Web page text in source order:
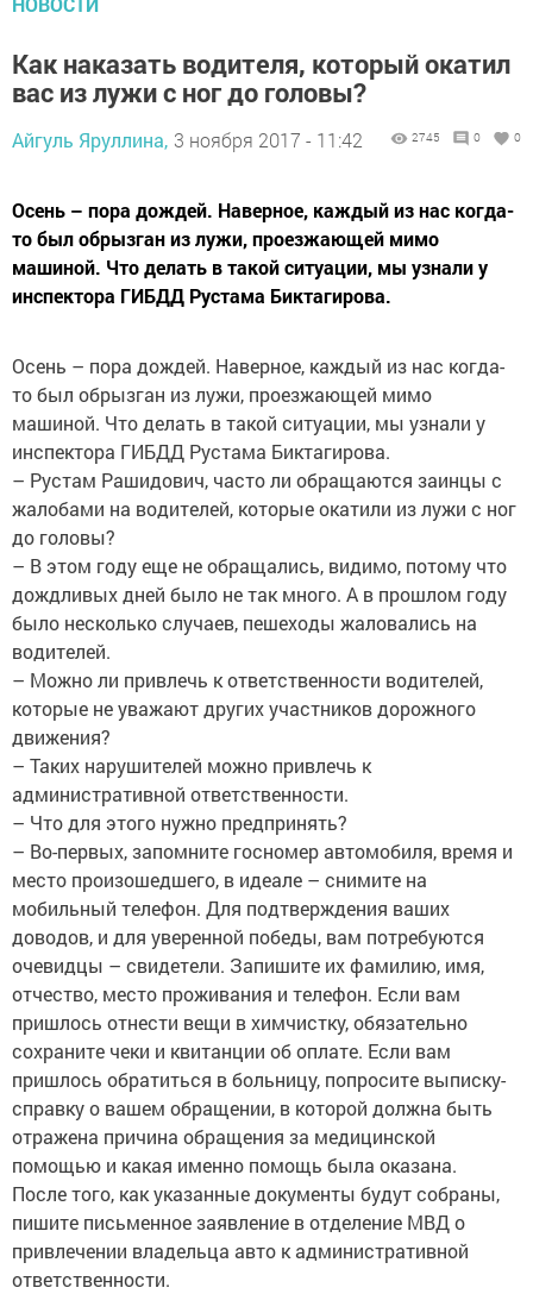
Как наказать водителя, который окатил
вас из лужи с ног до головы?
Айгуль Яруллина, 3 ноября 2017 - 11:42 2745 0 0
Осень – пора дождей. Наверное, каждый из нас когда-
то был обрызган из лужи, проезжающей мимо
машиной. Что делать в такой ситуации, мы узнали у
инспектора ГИБДД Рустама Биктагирова.
Осень – пора дождей. Наверное, каждый из нас когда-
то был обрызган из лужи, проезжающей мимо
машиной. Что делать в такой ситуации, мы узнали у
инспектора ГИБДД Рустама Биктагирова.
– Рустам Рашидович, часто ли обращаются заинцы с
жалобами на водителей, которые окатили из лужи с ног
до головы?
– В этом году еще не обращались, видимо, потому что
дождливых дней было не так много. А в прошлом году
было несколько случаев, пешеходы жаловались на
водителей.
– Можно ли привлечь к ответственности водителей,
которые не уважают других участников дорожного
движения?
– Таких нарушителей можно привлечь к
административной ответственности.
– Что для этого нужно предпринять?
– Во-первых, запомните госномер автомобиля, время и
место произошедшего, в идеале – снимите на
мобильный телефон. Для подтверждения ваших
доводов, и для уверенной победы, вам потребуются
очевидцы – свидетели. Запишите их фамилию, имя,
отчество, место проживания и телефон. Если вам
пришлось отнести вещи в химчистку, обязательно
сохраните чеки и квитанции об оплате. Если вам
пришлось обратиться в больницу, попросите выписку-
справку о вашем обращении, в которой должна быть
отражена причина обращения за медицинской
помощью и какая именно помощь была оказана.
После того, как указанные документы будут собраны,
пишите письменное заявление в отделение МВД о
привлечении владельца авто к административной
ответственности.